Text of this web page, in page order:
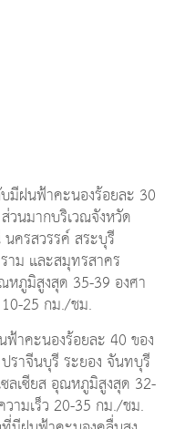
มีฝนฟ้าคะนองร้อยละ 30
วนมากบริเวณจังหวัด
ครสวรรค์ สระบุรี
าม และสมุทรสาคร
หภูมิสูงสุด 35-39 องศา
10-25 กม./ชม.
าคะนองร้อยละ 40 ของ
ราจีนบุรี ระยอง จันทบุรี
ลเซียส อุณหภูมิสูงสุด 32-
วามเร็ว 20-35 กม./ชม.